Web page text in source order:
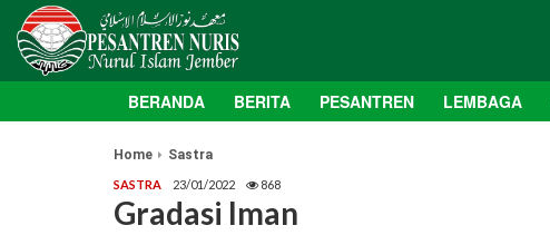
BERANDA BERITA PESANTREN LEMBAGA
Home Sastra
SASTRA 23/01/2022 868
Gradasi Iman